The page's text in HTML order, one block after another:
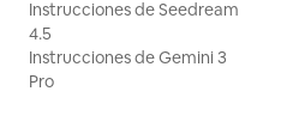
Instrucciones de Seedream
4.5
Instrucciones de Gemini 3
Pro